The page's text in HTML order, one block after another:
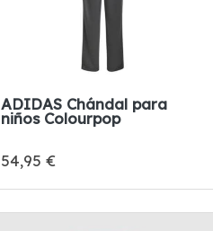
ADIDAS Chándal para
niños Colourpop
54,95 €